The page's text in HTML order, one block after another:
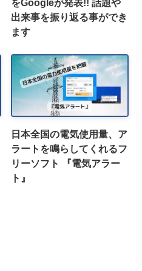
をGoogleが発表!! 話題や
出来事を振り返る事ができ
ます
日本全国の電気使用量、ア
ラートを鳴らしてくれるフ
リーソフト 『電気アラー
ト』